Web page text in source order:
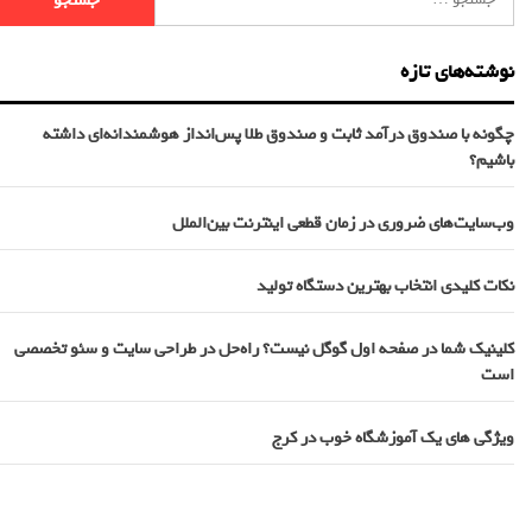
نوشته‌های تازه
چگونه با صندوق درآمد ثابت و صندوق طلا پس‌انداز هوشمندانه‌ای داشته
باشیم؟
وب‌سایت‌های ضروری در زمان قطعی اینترنت بین‌الملل
نکات کلیدی انتخاب بهترین دستگاه تولید
کلینیک شما در صفحه اول گوگل نیست؟ راه‌حل در طراحی سایت و سئو تخصصی
است
ویژگی های یک آموزشگاه خوب در کرج